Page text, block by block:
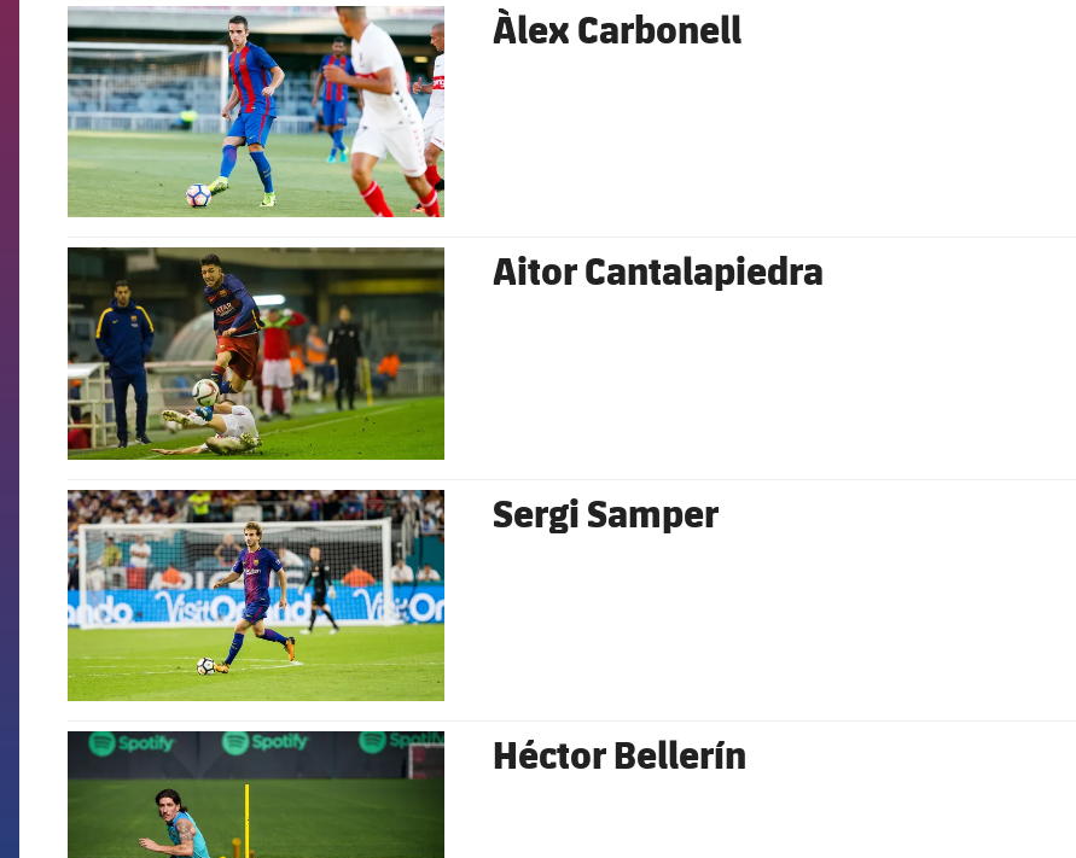
FCB Barcelona badge Àlex Carbonell
FCB Barcelona badge Aitor Cantalapiedra
FCB Barcelona badge Sergi Samper
FCB Barcelona badge Héctor Bellerín